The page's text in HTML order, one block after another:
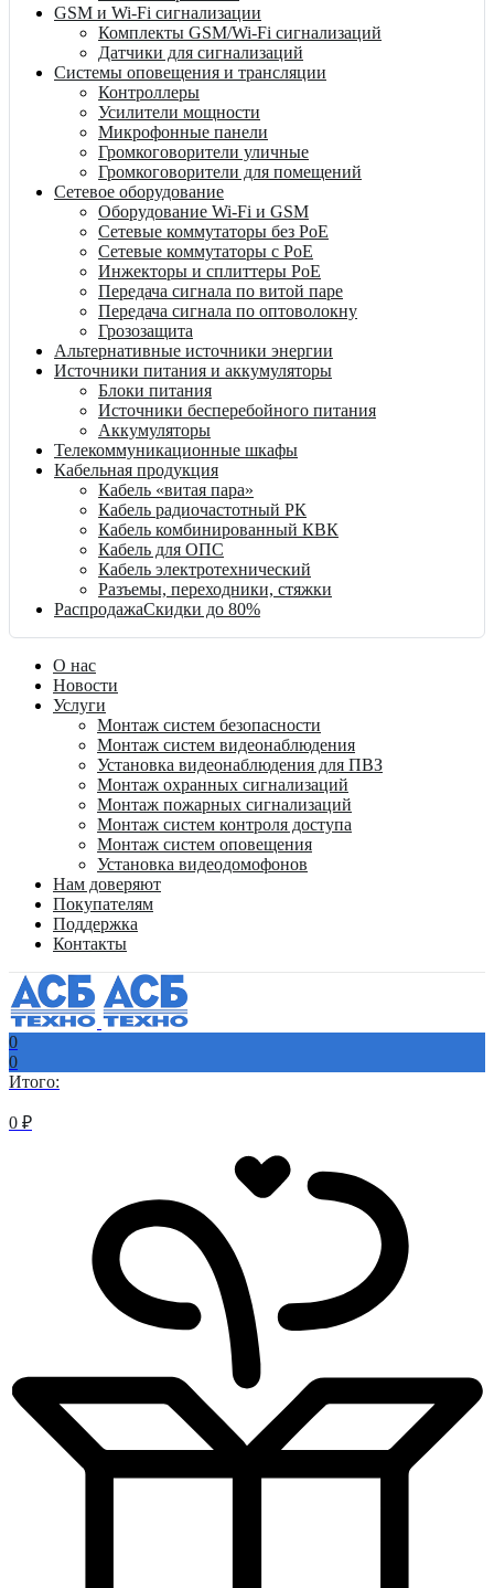
GSM и Wi-Fi сигнализации
Комплекты GSM/Wi-Fi сигнализаций
Датчики для сигнализаций
Системы оповещения и трансляции
Контроллеры
Усилители мощности
Микрофонные панели
Громкоговорители уличные
Громкоговорители для помещений
Сетевое оборудование
Оборудование Wi-Fi и GSM
Сетевые коммутаторы без PoE
Сетевые коммутаторы с PoE
Инжекторы и сплиттеры PoE
Передача сигнала по витой паре
Передача сигнала по оптоволокну
Грозозащита
Альтернативные источники энергии
Источники питания и аккумуляторы
Блоки питания
Источники бесперебойного питания
Аккумуляторы
Телекоммуникационные шкафы
Кабельная продукция
Кабель «витая пара»
Кабель радиочастотный РК
Кабель комбинированный КВК
Кабель для ОПС
Кабель электротехнический
Разъемы, переходники, стяжки
РаспродажаСкидки до 80%
О нас
Новости
Услуги
Монтаж систем безопасности
Монтаж систем видеонаблюдения
Установка видеонаблюдения для ПВЗ
Монтаж охранных сигнализаций
Монтаж пожарных сигнализаций
Монтаж систем контроля доступа
Монтаж систем оповещения
Установка видеодомофонов
Нам доверяют
Покупателям
Поддержка
Контакты
0
0
Итого:
0 ₽